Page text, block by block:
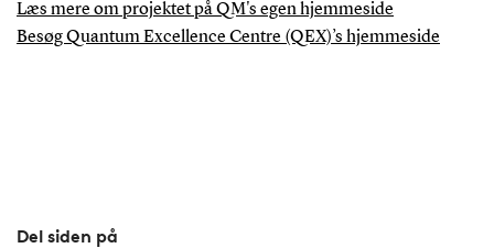
Læs mere om projektet på QM's egen hjemmeside
Besøg Quantum Excellence Centre (QEX)’s hjemmeside
Del siden på